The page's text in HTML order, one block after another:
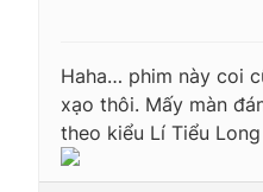
Haha… phim này coi
xạo thôi. Mấy màn
theo kiểu Lí Tiểu